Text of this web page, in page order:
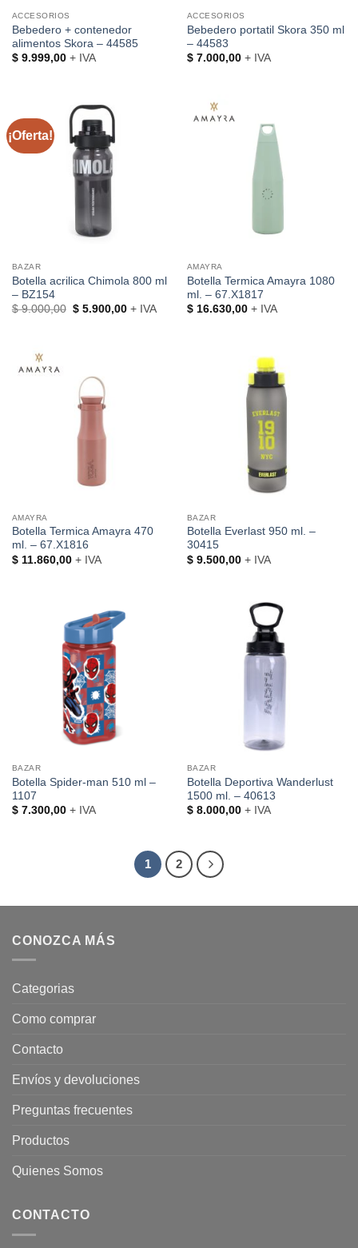
ACCESORIOS
Bebedero + contenedor
alimentos Skora – 44585
$9.999,00+ IVA
ACCESORIOS
Bebedero portatil Skora 350 ml
– 44583
$7.000,00+ IVA
¡Oferta!
BAZAR
Botella acrilica Chimola 800 ml
– BZ154
$9.000,00 El
$5.900,00El
+ IVA
AMAYRA
Botella Termica Amayra 1080
ml. – 67.X1817
$16.630,00+ IVA
AMAYRA
Botella Termica Amayra 470
ml. – 67.X1816
$11.860,00+ IVA
BAZAR
Botella Everlast 950 ml. –
30415
$9.500,00+ IVA
BAZAR
Botella Spider-man 510 ml –
1107
$7.300,00+ IVA
BAZAR
Botella Deportiva Wanderlust
1500 ml. – 40613
$8.000,00+ IVA
1 2
CONOZCA MÁS
Categorias
Como comprar
Contacto
Envíos y devoluciones
Preguntas frecuentes
Productos
Quienes Somos
CONTACTO